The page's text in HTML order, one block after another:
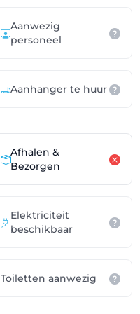
Aanwezig
personeel
Aanhanger te huur
Afhalen &
Bezorgen
Elektriciteit
beschikbaar
Toiletten aanwezig